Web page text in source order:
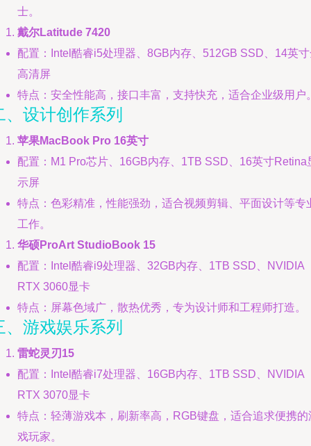
士。
戴尔Latitude 7420
配置：Intel酷睿i5处理器、8GB内存、512GB SSD、14英
高清屏
特点：安全性能高，接口丰富，支持快充，适合企业级用户
、设计创作系列
苹果MacBook Pro 16英寸
配置：M1 Pro芯片、16GB内存、1TB SSD、16英寸Retina
示屏
特点：色彩精准，性能强劲，适合视频剪辑、平面设计等专
工作。
华硕ProArt StudioBook 15
配置：Intel酷睿i9处理器、32GB内存、1TB SSD、NVIDIA
RTX 3060显卡
特点：屏幕色域广，散热优秀，专为设计师和工程师打造。
、游戏娱乐系列
雷蛇灵刃15
配置：Intel酷睿i7处理器、16GB内存、1TB SSD、NVIDIA
RTX 3070显卡
特点：轻薄游戏本，刷新率高，RGB键盘，适合追求便携的
戏玩家。